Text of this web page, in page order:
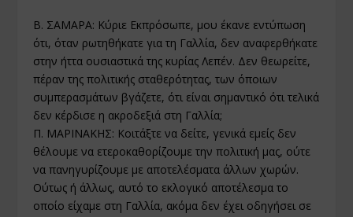
Β. ΣΑΜΑΡΑ: Κύριε Εκπρόσωπε, μου έκανε εντύπωση
ότι, όταν ρωτηθήκατε για τη Γαλλία, δεν αναφερθήκατε
στην ήττα ουσιαστικά της κυρίας Λεπέν. Δεν θεωρείτε,
πέραν της πολιτικής σταθερότητας, των όποιων
συμπερασμάτων βγάζετε, ότι είναι σημαντικό ότι τελικά
δεν κέρδισε η ακροδεξιά στη Γαλλία;
Π. ΜΑΡΙΝΑΚΗΣ: Κοιτάξτε να δείτε, γενικά εμείς δεν
θέλουμε να ετεροκαθορίζουμε την πολιτική μας, ούτε
να πανηγυρίζουμε με αποτελέσματα άλλων χωρών.
Ούτως ή άλλως, αυτό το εκλογικό αποτέλεσμα το
οποίο είχαμε στη Γαλλία, ακόμα δεν έχει οδηγήσει σε